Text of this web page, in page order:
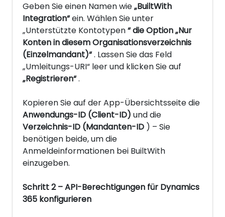
Geben Sie einen Namen wie„BuiltWith
Integration“ein. Wählen Sie unter
„Unterstützte Kontotypen“ die Option „Nur
Konten in diesem Organisationsverzeichnis
(Einzelmandant)“. Lassen Sie das Feld
„Umleitungs-URI“ leer und klicken Sie auf
„Registrieren“.
Kopieren Sie auf der App-Übersichtsseite die
Anwendungs-ID (Client-ID) und die
Verzeichnis-ID (Mandanten-ID ) – Sie
benötigen beide, um die
Anmeldeinformationen bei BuiltWith
einzugeben.
Schritt 2 – API-Berechtigungen für Dynamics
365 konfigurieren